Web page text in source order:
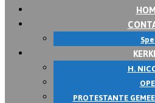
H.
PROTESTANTE